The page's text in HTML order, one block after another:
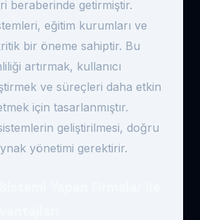
beraberinde getirmiştir.
eğitim kurumları ve
bir öneme sahiptir. Bu
artırmak, kullanıcı
ve süreçleri daha etkin
için tasarlanmıştır.
geliştirilmesi, doğru
yönetimi gerektirir.